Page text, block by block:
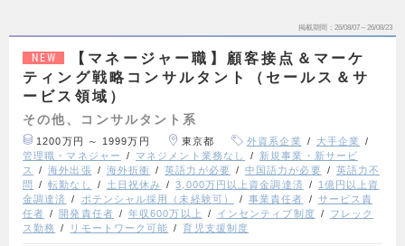
掲載期間 26/08/07～26/08/23
NEW
【マネージャー職】顧客接点＆マーケ
ティング戦略コンサルタント（セールス＆サ
ービス領域）
その他、コンサルタント系
1200万円 ～ 1999万円 東京都 外資系企業
大手企業
管理職・マネジャー
マネジメント業務なし
新規事業・新サービ
ス
海外出張 海外折衝 英語力が必要 中国語力が必要
英語力不
問
転勤なし 土日祝休み 3,000万円以上資金調達済
1億円以上資
金調達済
ポテンシャル採用（未経験可） 事業責任者
サービス責
任者
開発責任者 年収600万以上 インセンティブ制度
フレック
ス勤務
リモートワーク可能 育児支援制度